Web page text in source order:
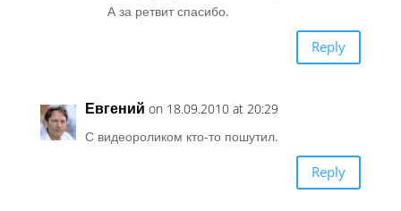
А за ретвит спасибо.
Reply
Евгений on 18.09.2010 at 20:29
С видеороликом кто-то пошутил.
Reply